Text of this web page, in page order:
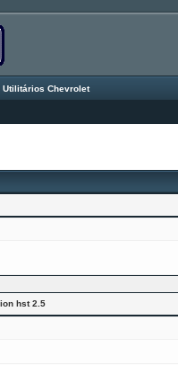
Utilitários Chevrolet
hst 2.5